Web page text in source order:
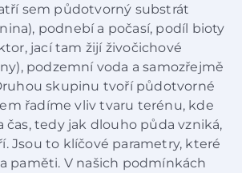
sem půdotvorný substrát
podnebí a počasí, podíl bioty
jací tam žijí živočichové
podzemní voda a samozřejmě
skupinu tvoří půdotvorné
řadíme vliv tvaru terénu, kde
čas, tedy jak dlouho půda vzniká,
Jsou to klíčové parametry, které
paměti. V našich podmínkách